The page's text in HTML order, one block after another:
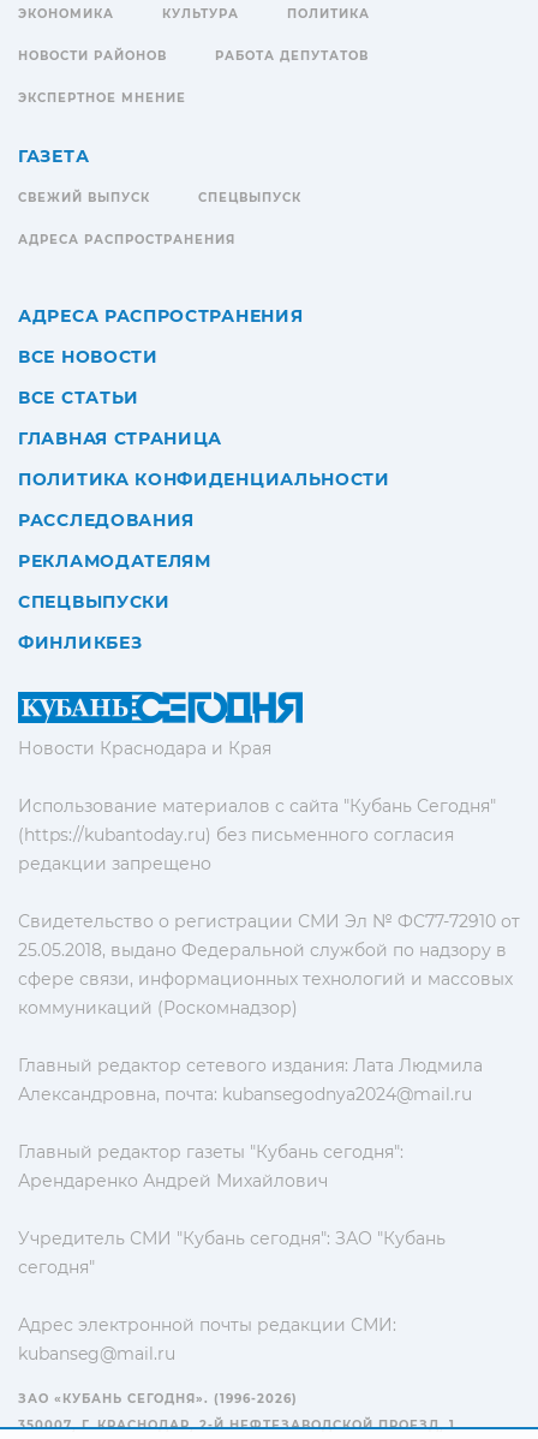
Новости Краснодара и Края
Использование материалов с сайта "Кубань Сегодня"
(https://kubantoday.ru) без письменного согласия
редакции запрещено
Свидетельство о регистрации СМИ Эл № ФС77-72910 от
25.05.2018, выдано Федеральной службой по надзору в
сфере связи, информационных технологий и массовых
коммуникаций (Роскомнадзор)
Главный редактор сетевого издания: Лата Людмила
Александровна, почта: kubansegodnya2024@mail.ru
Главный редактор газеты "Кубань сегодня":
Арендаренко Андрей Михайлович
Учредитель СМИ "Кубань сегодня": ЗАО "Кубань
сегодня"
Адрес электронной почты редакции СМИ:
kubanseg@mail.ru
ЭКОНОМИКА КУЛЬТУРА ПОЛИТИКА
НОВОСТИ РАЙОНОВ РАБОТА ДЕПУТАТОВ
ЭКСПЕРТНОЕ МНЕНИЕ
ГАЗЕТА
СВЕЖИЙ ВЫПУСК СПЕЦВЫПУСК
АДРЕСА РАСПРОСТРАНЕНИЯ
АДРЕСА РАСПРОСТРАНЕНИЯ
ВСЕ НОВОСТИ
ВСЕ СТАТЬИ
ГЛАВНАЯ СТРАНИЦА
ПОЛИТИКА КОНФИДЕНЦИАЛЬНОСТИ
РАССЛЕДОВАНИЯ
РЕКЛАМОДАТЕЛЯМ
СПЕЦВЫПУСКИ
ФИНЛИКБЕЗ
ЗАО «КУБАНЬ СЕГОДНЯ». (1996-2026)
350007, Г. КРАСНОДАР, 2-Й НЕФТЕЗАВОДСКОЙ ПРОЕЗД, 1